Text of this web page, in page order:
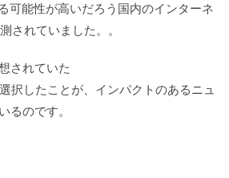
可能性が高いだろう国内のインターネ
されていました。。
されていた
択したことが、インパクトのあるニュ
るのです。